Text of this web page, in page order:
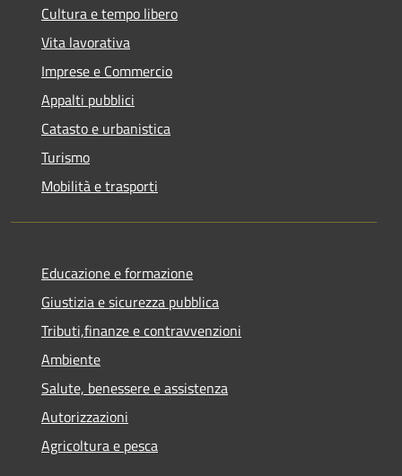
Cultura e tempo libero
Vita lavorativa
Imprese e Commercio
Appalti pubblici
Catasto e urbanistica
Turismo
Mobilità e trasporti
Educazione e formazione
Giustizia e sicurezza pubblica
Tributi,finanze e contravvenzioni
Ambiente
Salute, benessere e assistenza
Autorizzazioni
Agricoltura e pesca